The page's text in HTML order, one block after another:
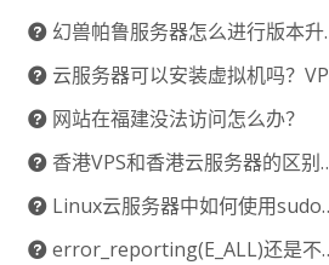
幻兽帕鲁服务器怎么进行版本升级？幻兽帕鲁服务器怎么升级
云服务器可以安装虚拟机吗？VPS可以开虚拟化吗？
网站在福建没法访问怎么办？
香港VPS和香港云服务器的区别及如何选择
Linux云服务器中如何使用sudo命令？
error_reporting(E_ALL)还是不显示错误